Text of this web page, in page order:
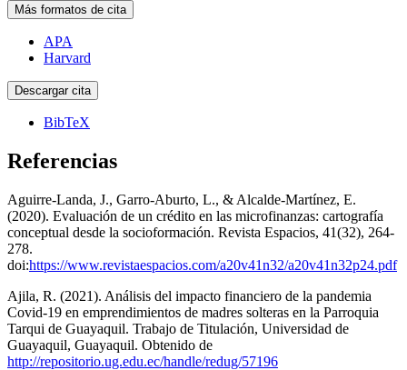
Más formatos de cita
APA
Harvard
Descargar cita
BibTeX
Referencias
Aguirre-Landa, J., Garro-Aburto, L., & Alcalde-Martínez, E.
(2020). Evaluación de un crédito en las microfinanzas: cartografía
conceptual desde la socioformación. Revista Espacios, 41(32), 264-
278.
doi:https://www.revistaespacios.com/a20v41n32/a20v41n32p24.pdf
Ajila, R. (2021). Análisis del impacto financiero de la pandemia
Covid-19 en emprendimientos de madres solteras en la Parroquia
Tarqui de Guayaquil. Trabajo de Titulación, Universidad de
Guayaquil, Guayaquil. Obtenido de
http://repositorio.ug.edu.ec/handle/redug/57196